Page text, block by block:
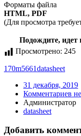
Форматы файла
HTML, PDF
(Для просмотра
Подождите, идет
Просмотрено: 245
170m5661datasheet
31 декабря, 2019
Комментариев
Администратор
datasheet
Добавить